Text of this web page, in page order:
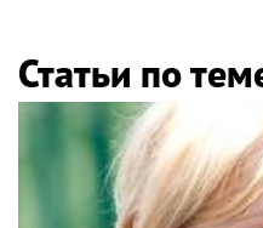
Статьи по